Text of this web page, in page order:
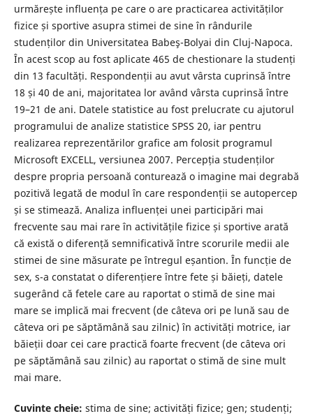
urmărește influența pe care o are practicarea activităților
fizice și sportive asupra stimei de sine în rândurile
studenților din Universitatea Babeş-Bolyai din Cluj-Napoca.
În acest scop au fost aplicate 465 de chestionare la studenți
din 13 facultăți. Respondenții au avut vârsta cuprinsă între
18 și 40 de ani, majoritatea lor având vârsta cuprinsă între
19–21 de ani. Datele statistice au fost prelucrate cu ajutorul
programului de analize statistice SPSS 20, iar pentru
realizarea reprezentărilor grafice am folosit programul
Microsoft EXCELL, versiunea 2007. Percepția studenților
despre propria persoană conturează o imagine mai degrabă
pozitivă legată de modul în care respondenții se autopercep
și se stimează. Analiza influenței unei participări mai
frecvente sau mai rare în activitățile fizice și sportive arată
că există o diferență semnificativă între scorurile medii ale
stimei de sine măsurate pe întregul eșantion. În funcție de
sex, s-a constatat o diferențiere între fete și băieți, datele
sugerând că fetele care au raportat o stimă de sine mai
mare se implică mai frecvent (de câteva ori pe lună sau de
câteva ori pe săptămână sau zilnic) în activități motrice, iar
băieții doar cei care practică foarte frecvent (de câteva ori
pe săptămână sau zilnic) au raportat o stimă de sine mult
mai mare.
Cuvinte cheie: stima de sine; activități fizice; gen; studenți;